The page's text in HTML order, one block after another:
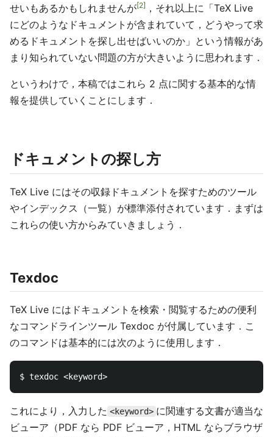
せいもあるかもしれませんが 2
，それ以上に「TeX Live
にどのようなドキュメントが含まれていて，どうやって求
めるドキュメントを探し出せばいいのか」という情報があ
まり知られていない問題の方が大きいように思われます．
というわけで，本稿ではこれら 2 点に関する基本的な情
報を提供していくことにします．
ドキュメントの探し方
TeX Live にはその収録ドキュメントを探すためのツール
やインデックス（一覧）が標準添付されています．まずは
これらの使い方からみていきましょう．
Texdoc
TeX Live にはドキュメントを検索・閲覧するための便利
なコマンドラインツール Texdoc が付属しています．こ
のコマンドは基本的には次のように使用します．
これにより，入力した <keyword> に関連する文書が適当な
ビューア（PDF なら PDF ビューア，HTML ならブラウザ